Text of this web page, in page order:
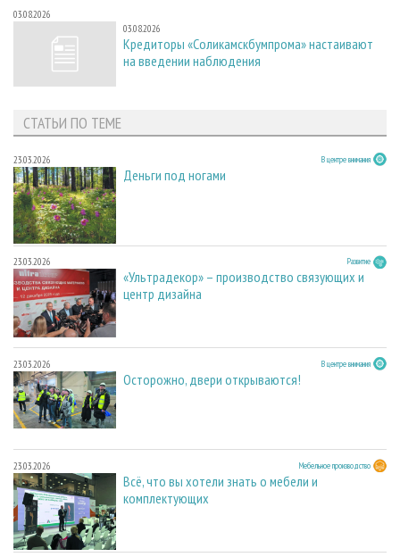
03.08.2026
03.08.2026
Кредиторы «Соликамскбумпрома» настаивают
на введении наблюдения
СТАТЬИ ПО ТЕМЕ
23.03.2026 В центре внимания
Деньги под ногами
23.03.2026 Развитие
«Ультрадекор» – производство связующих и
центр дизайна
23.03.2026 В центре внимания
Осторожно, двери открываются!
23.03.2026 Мебельное производство
Всё, что вы хотели знать о мебели и
комплектующих